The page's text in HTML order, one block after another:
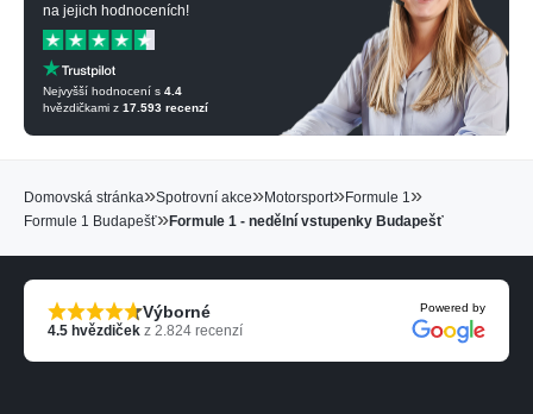
na jejich hodnoceních!
Nejvyšší hodnocení s 4.4
hvězdičkami z 17.593 recenzí
Domovská stránka»Spotrovní akce»Motorsport»Formule 1 »
Formule 1 Budapešť»Formule 1 - nedělní vstupenky Budapešť
Výborné
4.5 hvězdiček z 2.824 recenzí
Powered by